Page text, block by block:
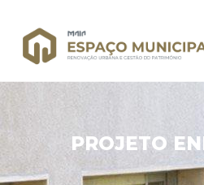
PROJETO